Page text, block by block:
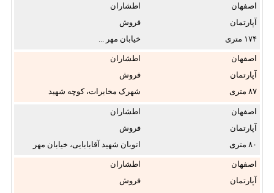
اصفهان
اطشاران
آپارتمان
فروش
۱۷۴
خیابان مهر ...
اصفهان
اطشاران
آپارتمان
فروش
۸۷
شهرک مخابرات، کوچه شهید
اصفهان
اطشاران
آپارتمان
فروش
۸۰
اتوبان شهید آقابابایی، خیابان مهر
اصفهان
اطشاران
آپارتمان
فروش